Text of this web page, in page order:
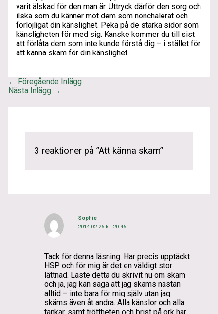
varit älskad för den man är. Uttryck därför den sorg och
ilska som du känner mot dem som nonchalerat och
förlöjligat din känslighet. Peka på de starka sidor som
känsligheten för med sig. Kanske kommer du till sist
att förlåta dem som inte kunde förstå dig – i stället för
att känna skam för din känslighet.
← Föregående Inlägg
Nästa Inlägg →
3 reaktioner på ”Att känna skam”
Sophie
2014-02-26 kl. 20:46
Tack för denna läsning. Har precis upptäckt
HSP och för mig är det en väldigt stor
lättnad. Läste detta du skrivit nu om skam
och ja, jag kan säga att jag skäms nästan
alltid – inte bara för mig själv utan jag
skäms även åt andra. Alla känslor och alla
tankar, samt tröttheten och brist på ork har